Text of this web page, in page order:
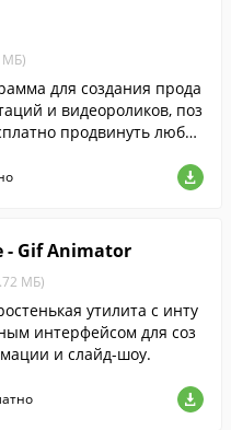
МБ)
для создания прода
и видеороликов, поз
продвинуть любой
в поисковых систе
- Gif Animator
МБ)
утилита с инту
интерфейсом для соз
и слайд-шоу.